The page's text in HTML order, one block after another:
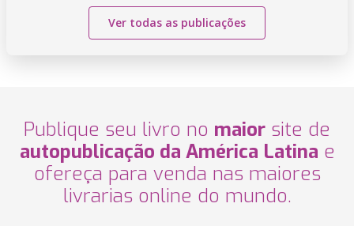
Ver todas as publicações
Publique seu livro no maior site de
autopublicação da América Latina e
ofereça para venda nas maiores
livrarias online do mundo.